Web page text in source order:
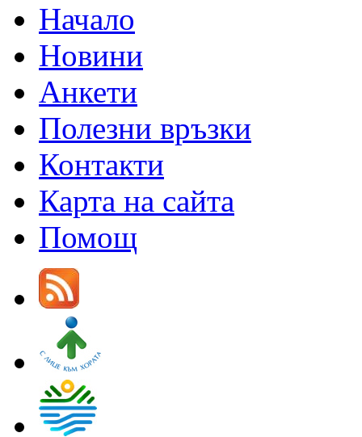
Начало
Новини
Анкети
Полезни връзки
Контакти
Карта на сайта
Помощ